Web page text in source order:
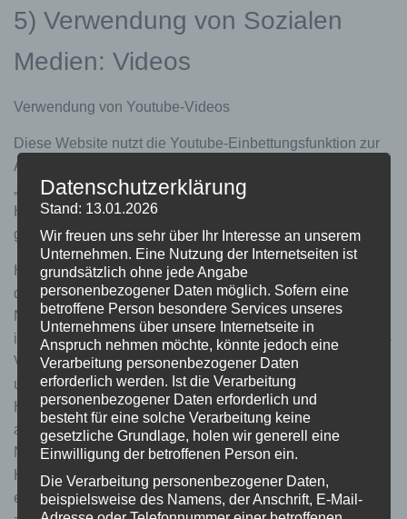
5) Verwendung von Sozialen
Medien: Videos
Verwendung von Youtube-Videos
Diese Website nutzt die Youtube-Einbettungsfunktion zur
Anzeige und Wiedergabe von Videos des Anbieters
„Youtube“, der zu der Google Ireland Limited, Gordon
House, 4 Barrow St, Dublin, D04 E5W5, Irland („Google“)
gehört.
Hierbei wird der erweiterte Datenschutzmodus verwendet,
der nach Anbieterangaben eine Speicherung von
Nutzerinformationen erst bei Wiedergabe des/der Videos
in Gang setzt. Wird die Wiedergabe eingebetteter Youtube-
Videos gestartet, setzt der Anbieter „Youtube“ Cookies ein,
um Informationen über das Nutzerverhalten zu sammeln.
Hinweisen von „Youtube“ zufolge dienen diese unter
anderem dazu, Videostatistiken zu erfassen, die
Nutzerfreundlichkeit zu verbessern und missbräuchliche
Handlungsweisen zu unterbinden. Wenn Sie bei Google
eingeloggt sind, werden Ihre Daten direkt Ihrem Konto
Datenschutzerklärung
Stand: 13.01.2026
Wir freuen uns sehr über Ihr Interesse an unserem
Unternehmen. Eine Nutzung der Internetseiten ist
grundsätzlich ohne jede Angabe
personenbezogener Daten möglich. Sofern eine
betroffene Person besondere Services unseres
Unternehmens über unsere Internetseite in
Anspruch nehmen möchte, könnte jedoch eine
Verarbeitung personenbezogener Daten
erforderlich werden. Ist die Verarbeitung
personenbezogener Daten erforderlich und
besteht für eine solche Verarbeitung keine
gesetzliche Grundlage, holen wir generell eine
Einwilligung der betroffenen Person ein.
Die Verarbeitung personenbezogener Daten,
beispielsweise des Namens, der Anschrift, E-Mail-